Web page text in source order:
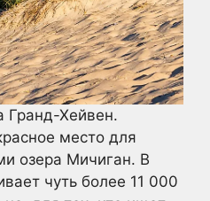
Гранд-Хейвен.
место для
озера Мичиган. В
чуть более 11 000